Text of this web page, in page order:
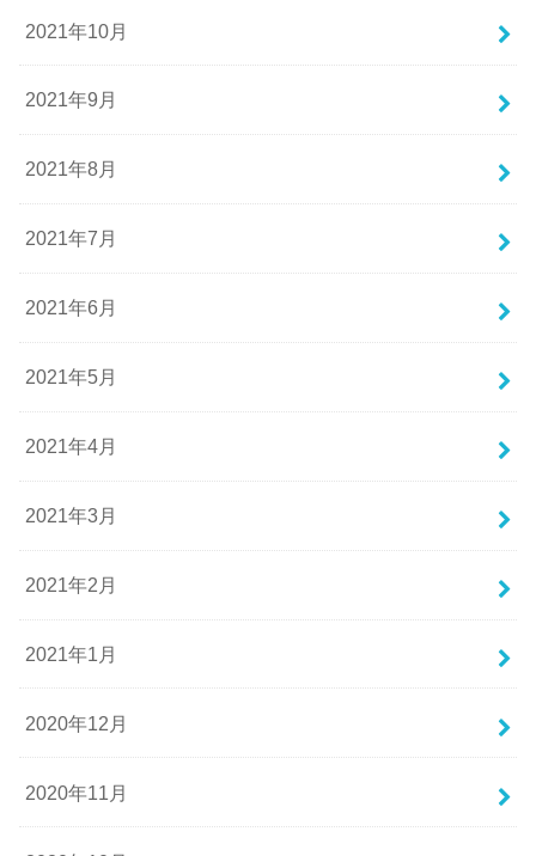
2021年10月
2021年9月
2021年8月
2021年7月
2021年6月
2021年5月
2021年4月
2021年3月
2021年2月
2021年1月
2020年12月
2020年11月